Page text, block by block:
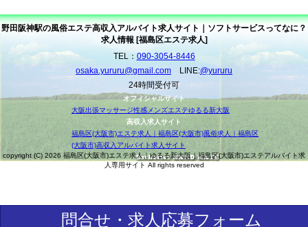
野田阪神駅の風俗エステ高収入アルバイト求人サイト｜ソフトサービスってなに？
求人情報 [福島区エステ求人]
TEL： 090-3054-8446
osaka.yururu@gmail.com LINE:@yururu
24時間受付可
オフィシャルサイト
大阪出張マッサージ性感メンズエステゆるる新大阪
高収入求人サイト
福島区(大阪市)エステ求人｜福島区(大阪市)風俗求人｜福島区
(大阪市)高収入アルバイト求人サイト
copyright (C) 2026 福島区(大阪市)エステ求人｜ゆるる新大阪｜福島区(大阪市)エステアルバイト求
人専用サイト All rights reserved
問合せ・求人応募フォーム